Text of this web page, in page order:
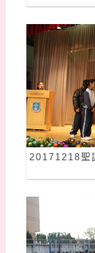
20171218聖